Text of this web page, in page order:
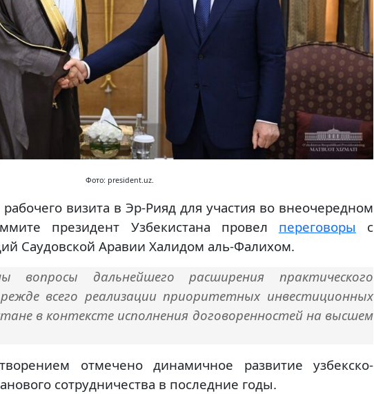
Фото: president.uz.
визита в Эр-Рияд для участия во внеочередном
президент Узбекистана провел переговоры с
Саудовской Аравии Халидом аль-Фалихом.
вопросы дальнейшего расширения практического
всего реализации приоритетных инвестиционных
в контексте исполнения договоренностей на высшем
отмечено динамичное развитие узбекско-
сотрудничества в последние годы.